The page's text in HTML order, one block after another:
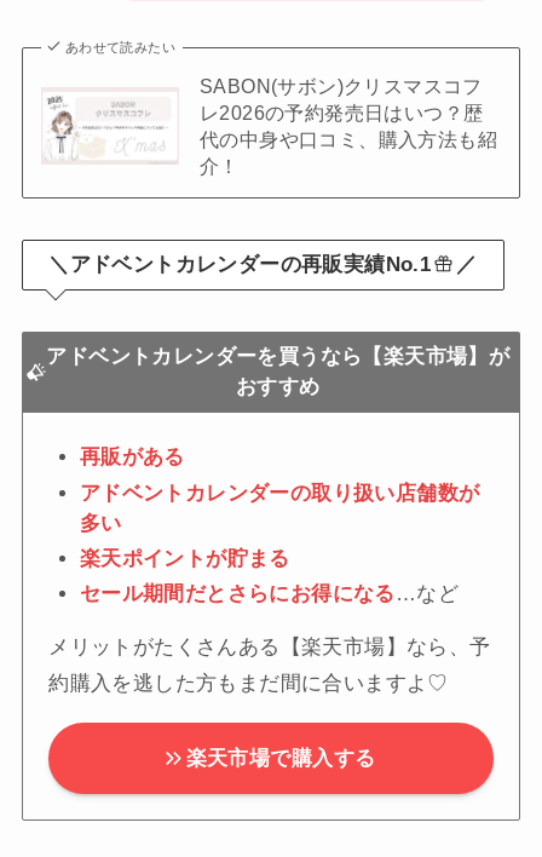
あわせて読みたい
SABON(サボン)クリスマスコフ
レ2026の予約発売日はいつ？歴
代の中身や口コミ、購入方法も紹
介！
＼アドベントカレンダーの再販実績No.1 ／
アドベントカレンダーを買うなら【楽天市場】が
おすすめ
再販がある
アドベントカレンダーの取り扱い店舗数が
多い
楽天ポイントが貯まる
セール期間だとさらにお得になる …など
メリットがたくさんある【楽天市場】なら、予
約購入を逃した方もまだ間に合いますよ♡
楽天市場で購入する